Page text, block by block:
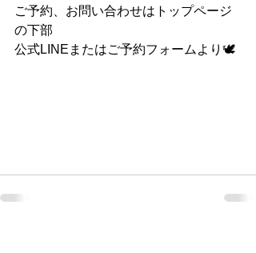
ご予約、お問い合わせはトップページ
の下部
公式LINEまたはご予約フォームより🕊